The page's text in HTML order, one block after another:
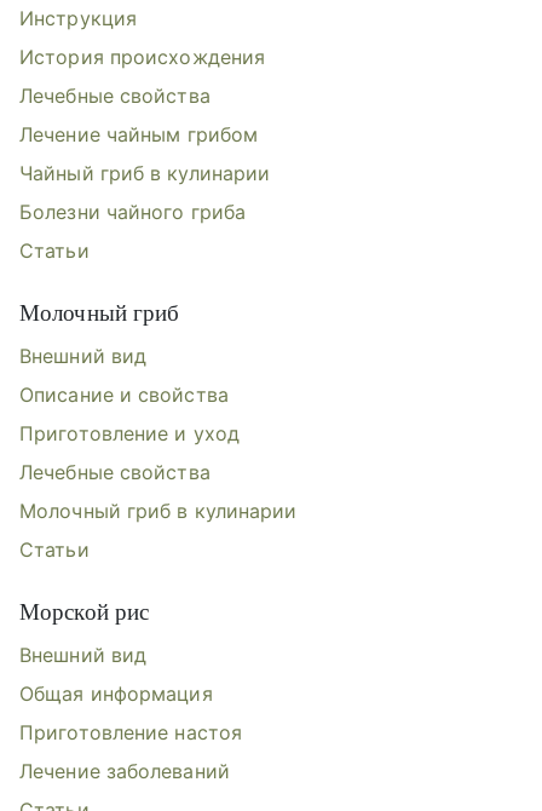
Инструкция
История происхождения
Лечебные свойства
Лечение чайным грибом
Чайный гриб в кулинарии
Болезни чайного гриба
Статьи
Молочный гриб
Внешний вид
Описание и свойства
Приготовление и уход
Лечебные свойства
Молочный гриб в кулинарии
Статьи
Морской рис
Внешний вид
Общая информация
Приготовление настоя
Лечение заболеваний